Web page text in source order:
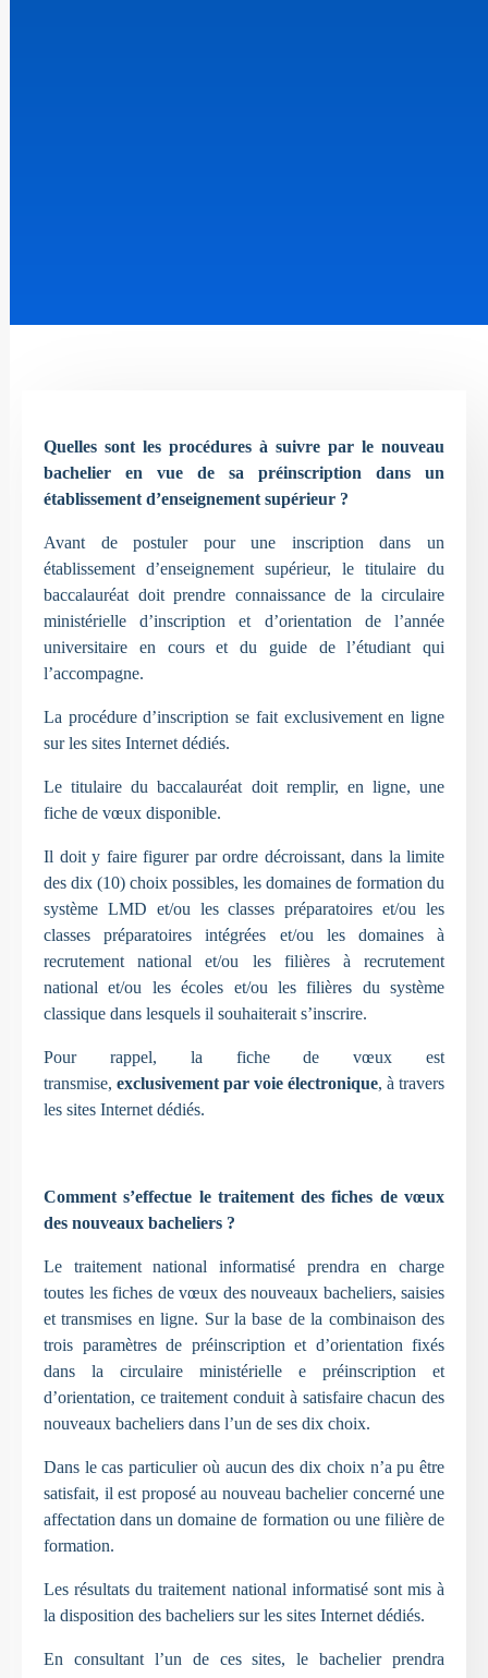
Quelles sont les procédures à suivre par le nouveau
bachelier en vue de sa préinscription dans un
établissement d’enseignement supérieur ?
Avant de postuler pour une inscription dans un
établissement d’enseignement supérieur, le titulaire du
baccalauréat doit prendre connaissance de la circulaire
ministérielle d’inscription et d’orientation de l’année
universitaire en cours et du guide de l’étudiant qui
l’accompagne.
La procédure d’inscription se fait exclusivement en ligne
sur les sites Internet dédiés.
Le titulaire du baccalauréat doit remplir, en ligne, une
fiche de vœux disponible.
Il doit y faire figurer par ordre décroissant, dans la limite
des dix (10) choix possibles, les domaines de formation du
système LMD et/ou les classes préparatoires et/ou les
classes préparatoires intégrées et/ou les domaines à
recrutement national et/ou les filières à recrutement
national et/ou les écoles et/ou les filières du système
classique dans lesquels il souhaiterait s’inscrire.
Pour rappel, la fiche de vœux est
transmise, exclusivement par voie électronique, à travers
les sites Internet dédiés.
Comment s’effectue le traitement des fiches de vœux
des nouveaux bacheliers ?
Le traitement national informatisé prendra en charge
toutes les fiches de vœux des nouveaux bacheliers, saisies
et transmises en ligne. Sur la base de la combinaison des
trois paramètres de préinscription et d’orientation fixés
dans la circulaire ministérielle e préinscription et
d’orientation, ce traitement conduit à satisfaire chacun des
nouveaux bacheliers dans l’un de ses dix choix.
Dans le cas particulier où aucun des dix choix n’a pu être
satisfait, il est proposé au nouveau bachelier concerné une
affectation dans un domaine de formation ou une filière de
formation.
Les résultats du traitement national informatisé sont mis à
la disposition des bacheliers sur les sites Internet dédiés.
En consultant l’un de ces sites, le bachelier prendra